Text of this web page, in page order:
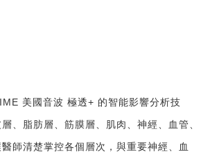
美國音波 極透+ 的智能影響分析技
、脂肪層、筋膜層、肌肉、神經、血管、
師清楚掌控各個層次，與重要神經、血